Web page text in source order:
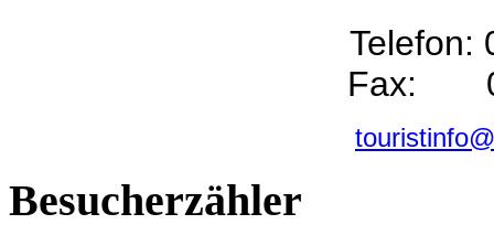
Telefon:
Fax:
Besucherzähler